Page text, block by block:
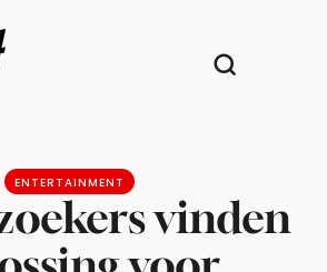
ENTERTAINMENT
vinden